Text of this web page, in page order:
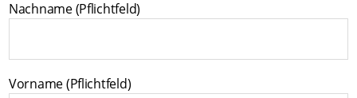
Nachname (Pflichtfeld)
Vorname (Pflichtfeld)